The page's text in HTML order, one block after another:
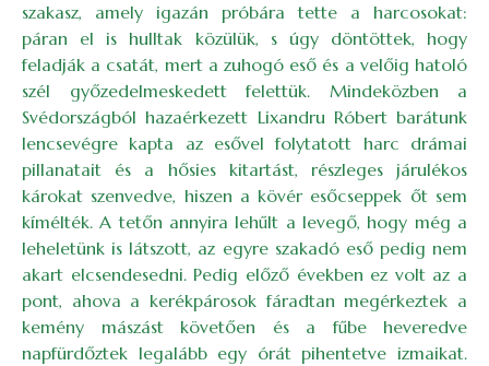
szakasz, amely igazán próbára tette a harcosokat:
páran el is hulltak közülük, s úgy döntöttek, hogy
feladják a csatát, mert a zuhogó eső és a velőig hatoló
szél győzedelmeskedett felettük. Mindeközben a
Svédországból hazaérkezett Lixandru Róbert barátunk
lencsevégre kapta az esővel folytatott harc drámai
pillanatait és a hősies kitartást, részleges járulékos
károkat szenvedve, hiszen a kövér esőcseppek őt sem
kímélték. A tetőn annyira lehűlt a levegő, hogy még a
leheletünk is látszott, az egyre szakadó eső pedig nem
akart elcsendesedni. Pedig előző években ez volt az a
pont, ahova a kerékpárosok fáradtan megérkeztek a
kemény mászást követően és a fűbe heveredve
napfürdőztek legalább egy órát pihentetve izmaikat.